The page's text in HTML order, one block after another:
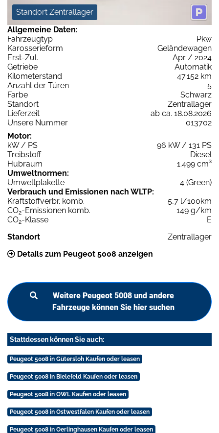
Standort Zentrallager
Allgemeine Daten:
Fahrzeugtyp
Pkw
Karosserieform
Geländewagen
Erst-Zul.
Apr / 2024
Getriebe
Automatik
Kilometerstand
47.152 km
Anzahl der Türen
5
Farbe
Schwarz
Standort
Zentrallager
Lieferzeit
ab ca. 18.08.2026
Unsere Nummer
013702
Motor:
kW / PS
96 kW / 131 PS
Treibstoff
Diesel
Hubraum
1.499 cm³
Umweltnormen:
Umweltplakette
4 (Green)
Verbrauch und Emissionen nach WLTP:
Kraftstoffverbr. komb.
5,7 l/100km
CO2-Emissionen komb.
149 g/km
CO2-Klasse
E
Standort
Zentrallager
Details zum Peugeot 5008 anzeigen
Weitere Peugeot 5008 und andere
Fahrzeuge können Sie hier suchen
Stattdessen können Sie auch:
Peugeot 5008 in Gütersloh Kaufen oder leasen
Peugeot 5008 in Bielefeld Kaufen oder leasen
Peugeot 5008 in OWL Kaufen oder leasen
Peugeot 5008 in Ostwestfalen Kaufen oder leasen
Peugeot 5008 in Oerlinghausen Kaufen oder leasen